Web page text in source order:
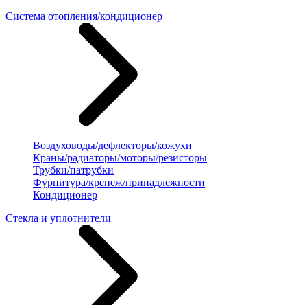
Система отопления/кондиционер
Воздуховоды/дефлекторы/кожухи
Краны/радиаторы/моторы/резисторы
Трубки/патрубки
Фурнитура/крепеж/принадлежности
Кондиционер
Стекла и уплотнители